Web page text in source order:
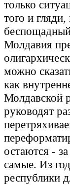
только
того и
Молдавия
можно
как
Молдавской
руководят
остаются -
самые. Из
республики